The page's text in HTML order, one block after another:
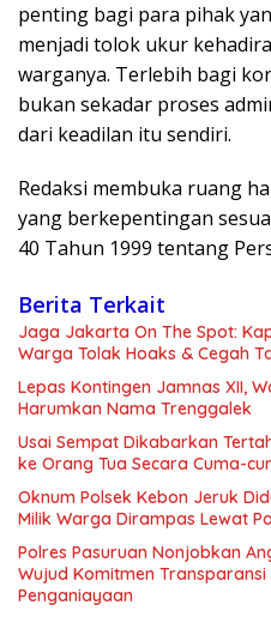
penting bagi para pihak
menjadi tolok ukur
warganya. Terlebih bagi
bukan sekadar proses
dari keadilan itu sendiri.
Redaksi membuka ruang
yang berkepentingan
40 Tahun 1999 tentang
Berita Terkait
Jaga Jakarta On The Spot:
Warga Tolak Hoaks & Cegah
Lepas Kontingen Jamnas XII,
Harumkan Nama Trenggalek
Usai Sempat Dikabarkan
ke Orang Tua Secara Cuma-
Oknum Polsek Kebon Jeruk
Milik Warga Dirampas Lewat
Polres Pasuruan Nonjobkan
Wujud Komitmen
Penganiayaan